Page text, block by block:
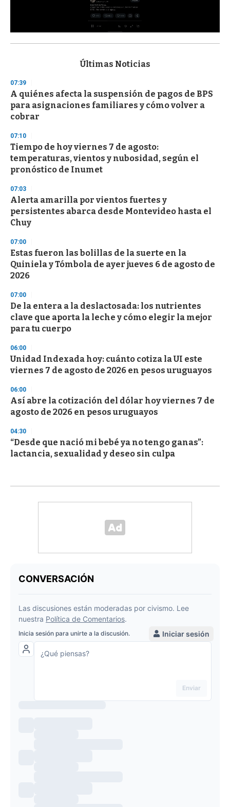
s
d
s
o
f
3
s
e
c
o
n
d
Últimas Noticias
07:39
A quiénes afecta la suspensión de pagos de BPS
para asignaciones familiares y cómo volver a
cobrar
07:10
Tiempo de hoy viernes 7 de agosto:
temperaturas, vientos y nubosidad, según el
pronóstico de Inumet
07:03
Alerta amarilla por vientos fuertes y
persistentes abarca desde Montevideo hasta el
Chuy
07:00
Estas fueron las bolillas de la suerte en la
Quiniela y Tómbola de ayer jueves 6 de agosto de
2026
07:00
De la entera a la deslactosada: los nutrientes
clave que aporta la leche y cómo elegir la mejor
para tu cuerpo
06:00
Unidad Indexada hoy: cuánto cotiza la UI este
viernes 7 de agosto de 2026 en pesos uruguayos
06:00
Así abre la cotización del dólar hoy viernes 7 de
agosto de 2026 en pesos uruguayos
04:30
“Desde que nació mi bebé ya no tengo ganas”:
lactancia, sexualidad y deseo sin culpa